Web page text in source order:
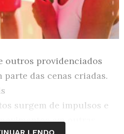
outros providenciados
parte das cenas criadas.
surgem de impulsos e
em outras